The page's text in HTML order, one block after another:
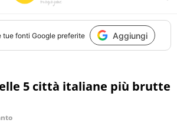
tue fonti Google preferite Aggiungi
5 città italiane più brutte